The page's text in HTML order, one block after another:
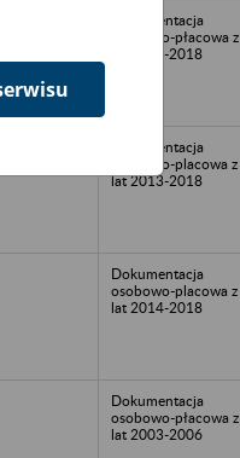
Dokumentacja
osobowo-płacowa z
lat 2013-2018
Dokumentacja
osobowo-placowa z
lat 2013-2018
Dokumentacja
osobowo-placowa z
lat 2014-2018
Dokumentacja
osobowo-płacowa z
lat 2003-2006